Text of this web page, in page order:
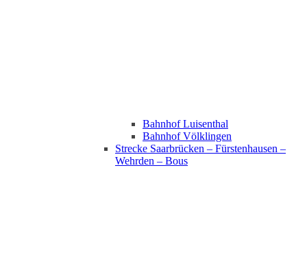
Bahnhof Luisenthal
Bahnhof Völklingen
Strecke Saarbrücken – Fürstenhausen –
Wehrden – Bous